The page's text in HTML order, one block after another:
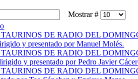
Mostrar #
DE RADIO DEL
y presentado por Manuel Molés.
DE RADIO DEL
y presentado por Pedro Javier
DE RADIO DEL